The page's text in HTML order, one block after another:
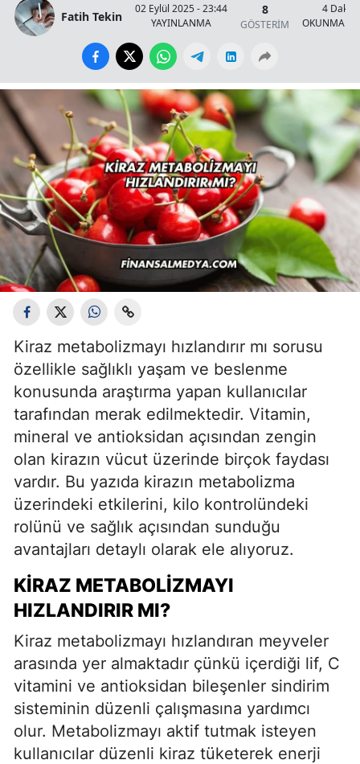
Fatih Tekin
02 Eylül 2025 - 23:44
YAYINLANMA
8
GÖSTERİM
4 Dakika
OKUNMA
Kiraz metabolizmayı hızlandırır mı sorusu
özellikle sağlıklı yaşam ve beslenme
konusunda araştırma yapan kullanıcılar
tarafından merak edilmektedir. Vitamin,
mineral ve antioksidan açısından zengin
olan kirazın vücut üzerinde birçok faydası
vardır. Bu yazıda kirazın metabolizma
üzerindeki etkilerini, kilo kontrolündeki
rolünü ve sağlık açısından sunduğu
avantajları detaylı olarak ele alıyoruz.
KIRAZ METABOLIZMAYI
HIZLANDIRIR MI?
Kiraz metabolizmayı hızlandıran meyveler
arasında yer almaktadır çünkü içerdiği lif, C
vitamini ve antioksidan bileşenler sindirim
sisteminin düzenli çalışmasına yardımcı
olur. Metabolizmayı aktif tutmak isteyen
kullanıcılar düzenli kiraz tüketerek enerji